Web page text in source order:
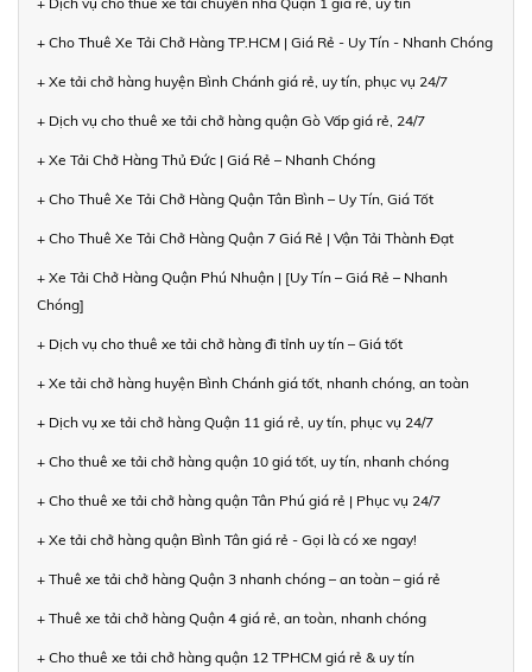
+ Cho Thuê Xe Tải Chở Hàng TP.HCM | Giá Rẻ - Uy Tín - Nhanh Chóng
+ Xe tải chở hàng huyện Bình Chánh giá rẻ, uy tín, phục vụ 24/7
+ Dịch vụ cho thuê xe tải chở hàng quận Gò Vấp giá rẻ, 24/7
+ Xe Tải Chở Hàng Thủ Đức | Giá Rẻ – Nhanh Chóng
+ Cho Thuê Xe Tải Chở Hàng Quận Tân Bình – Uy Tín, Giá Tốt
+ Cho Thuê Xe Tải Chở Hàng Quận 7 Giá Rẻ | Vận Tải Thành Đạt
+ Xe Tải Chở Hàng Quận Phú Nhuận | [Uy Tín – Giá Rẻ – Nhanh
Chóng]
+ Dịch vụ cho thuê xe tải chở hàng đi tỉnh uy tín – Giá tốt
+ Xe tải chở hàng huyện Bình Chánh giá tốt, nhanh chóng, an toàn
+ Dịch vụ xe tải chở hàng Quận 11 giá rẻ, uy tín, phục vụ 24/7
+ Cho thuê xe tải chở hàng quận 10 giá tốt, uy tín, nhanh chóng
+ Cho thuê xe tải chở hàng quận Tân Phú giá rẻ | Phục vụ 24/7
+ Xe tải chở hàng quận Bình Tân giá rẻ - Gọi là có xe ngay!
+ Thuê xe tải chở hàng Quận 3 nhanh chóng – an toàn – giá rẻ
+ Thuê xe tải chở hàng Quận 4 giá rẻ, an toàn, nhanh chóng
+ Cho thuê xe tải chở hàng quận 12 TPHCM giá rẻ & uy tín